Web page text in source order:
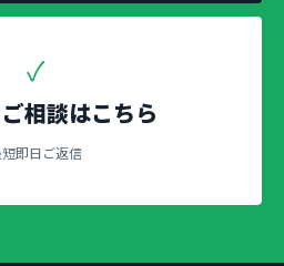
✓
相談はこちら
即日ご返信